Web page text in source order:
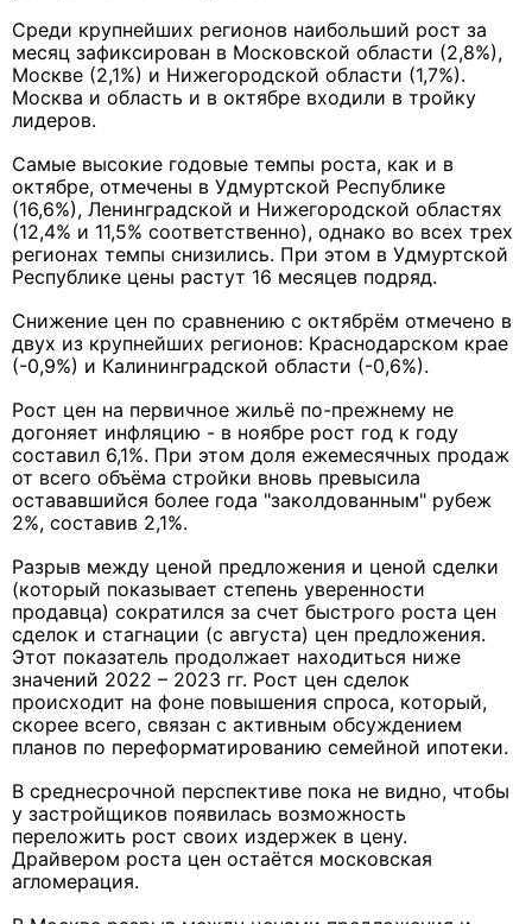
Среди крупнейших регионов наибольший рост за
месяц зафиксирован в Московской области (2,8%),
Москве (2,1%) и Нижегородской области (1,7%).
Москва и область и в октябре входили в тройку
лидеров.
Самые высокие годовые темпы роста, как и в
октябре, отмечены в Удмуртской Республике
(16,6%), Ленинградской и Нижегородской областях
(12,4% и 11,5% соответственно), однако во всех трех
регионах темпы снизились. При этом в Удмуртской
Республике цены растут 16 месяцев подряд.
Снижение цен по сравнению с октябрём отмечено в
двух из крупнейших регионов: Краснодарском крае
(-0,9%) и Калининградской области (-0,6%).
Рост цен на первичное жильё по-прежнему не
догоняет инфляцию - в ноябре рост год к году
составил 6,1%. При этом доля ежемесячных продаж
от всего объёма стройки вновь превысила
остававшийся более года "заколдованным" рубеж
2%, составив 2,1%.
Разрыв между ценой предложения и ценой сделки
(который показывает степень уверенности
продавца) сократился за счет быстрого роста цен
сделок и стагнации (с августа) цен предложения.
Этот показатель продолжает находиться ниже
значений 2022 – 2023 гг. Рост цен сделок
происходит на фоне повышения спроса, который,
скорее всего, связан с активным обсуждением
планов по переформатированию семейной ипотеки.
В среднесрочной перспективе пока не видно, чтобы
у застройщиков появилась возможность
переложить рост своих издержек в цену.
Драйвером роста цен остаётся московская
агломерация.